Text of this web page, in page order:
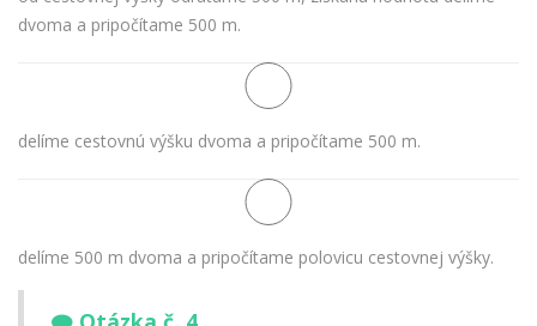
dvoma a pripočítame 500 m.
delíme cestovnú výšku dvoma a pripočítame 500 m.
delíme 500 m dvoma a pripočítame polovicu cestovnej výšky.